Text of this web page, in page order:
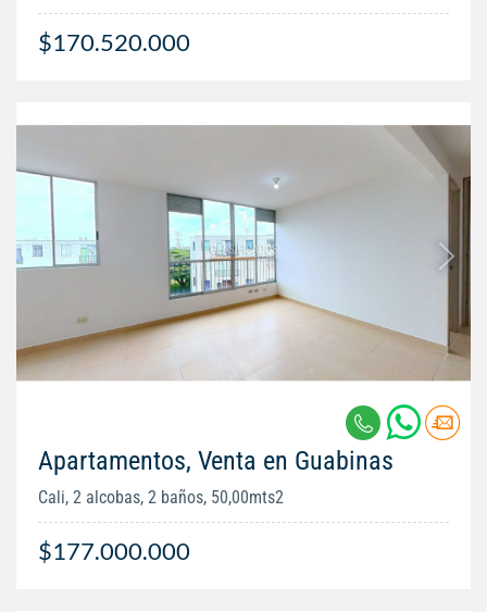
$170.520.000
Apartamentos, Venta en Guabinas
Cali, 2 alcobas, 2 baños, 50,00mts2
$177.000.000